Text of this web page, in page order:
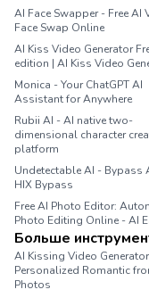
AI Face Swapper - Free AI
Face Swap Online
AI Kiss Video Generator
edition | AI Kiss Video
Monica - Your ChatGPT AI
Assistant for Anywhere
Rubii AI - AI native two-
dimensional character
platform
Undetectable AI - Bypass
HIX Bypass
Free AI Photo Editor:
Photo Editing Online - AI
Больше
AI Kissing Video
Personalized Romantic
Photos